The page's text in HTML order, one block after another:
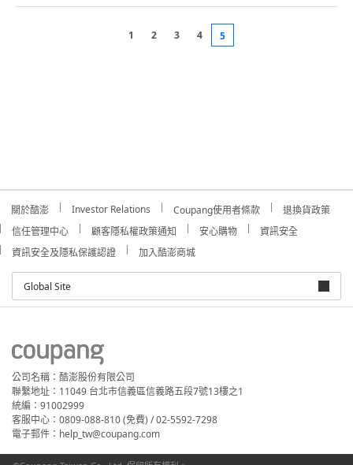
1 2 3 4 5
關於酷澎 Investor Relations Coupang使用者條款
退換貨政策
信任管理中心
顧客隱私權政策通知 安心購物
資訊安全
資訊安全及隱私保護認證
加入酷澎商城
Global Site
公司名稱：酷澎股份有限公司
聯繫地址：11049 台北市信義區信義路五段7號13樓之1
統編：91002999
客服中心：0809-088-810 (免費) / 02-5592-7298
電子郵件：help_tw@coupang.com